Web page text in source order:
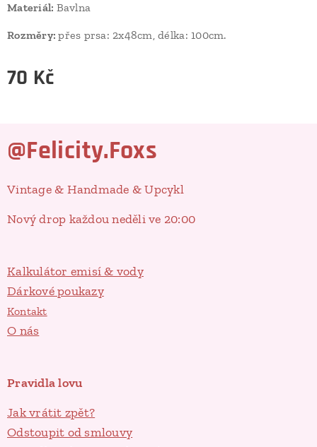
Materiál: Bavlna
Rozměry:přes prsa: 2x48cm, délka: 100cm.
70 Kč
@Felicity.Foxs
Vintage & Handmade & Upcykl
Nový drop každou neděli ve 20:00
Kalkulátor emisí & vody
Dárkové poukazy
Kontakt
O nás
Pravidla lovu
Jak vrátit zpět?
Odstoupit od smlouvy